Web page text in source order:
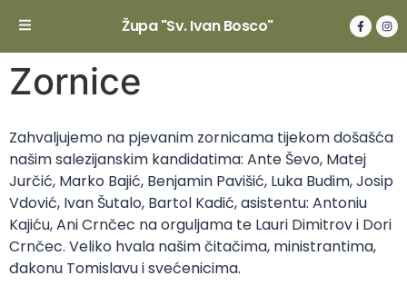
Župa "Sv. Ivan Bosco"
Zornice
Zahvaljujemo na pjevanim zornicama tijekom došašća
našim salezijanskim kandidatima: Ante Ševo, Matej
Jurčić, Marko Bajić, Benjamin Pavišić, Luka Budim, Josip
Vdović, Ivan Šutalo, Bartol Kadić, asistentu: Antoniu
Kajiću, Ani Crnčec na orguljama te Lauri Dimitrov i Dori
Crnčec. Veliko hvala našim čitačima, ministrantima,
đakonu Tomislavu i svećenicima.